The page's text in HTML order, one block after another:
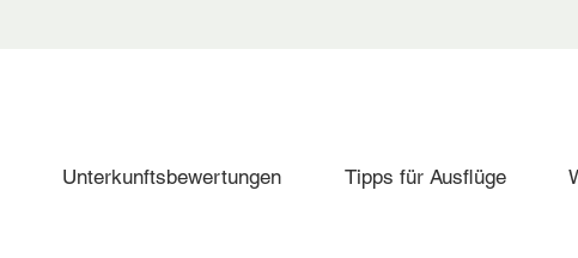
Unterkunftsbewertungen Tipps für Ausflüge